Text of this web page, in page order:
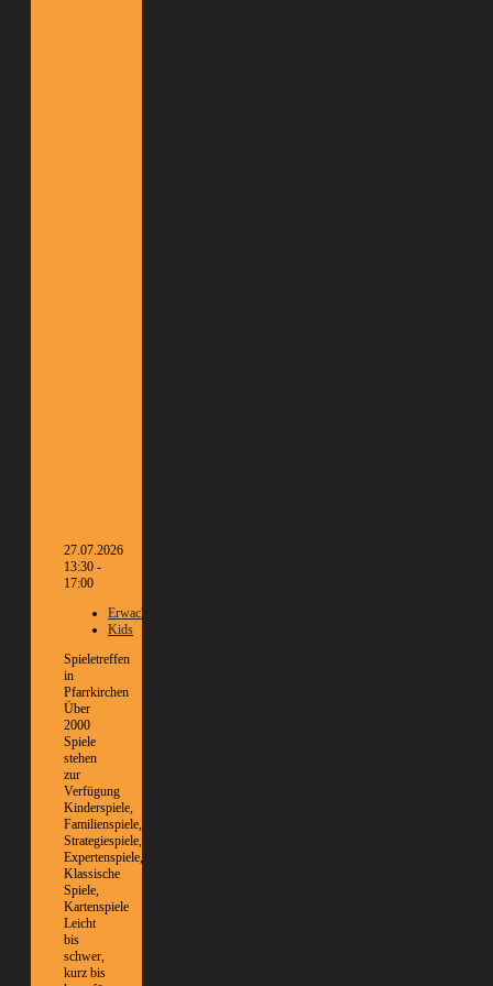
27.07.2026
13:30 -
17:00
Erwachsene
Kids
Spieletreffen
in
Pfarrkirchen
Über
2000
Spiele
stehen
zur
Verfügung
Kinderspiele,
Familienspiele,
Strategiespiele,
Expertenspiele,
Klassische
Spiele,
Kartenspiele
Leicht
bis
schwer,
kurz bis